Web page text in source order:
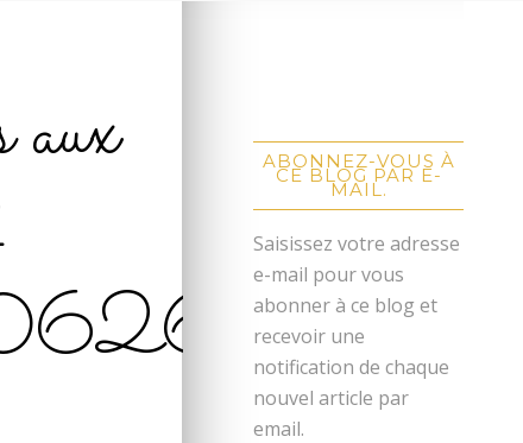
ABONNEZ-VOUS À
CE BLOG PAR E-
MAIL.
Saisissez votre adresse
e-mail pour vous
abonner à ce blog et
recevoir une
notification de chaque
nouvel article par
email.